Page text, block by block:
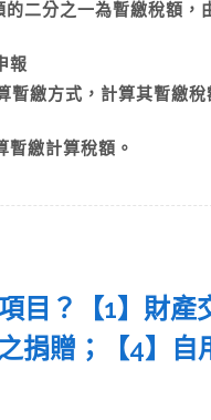
二分之一為暫繳稅額，
報
繳方式，計算其暫繳
繳計算稅額。
目？【1】財產
捐贈；【4】自